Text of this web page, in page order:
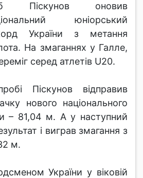
Піскунов оновив
юніорський
України з метання
На змаганнях у Галле,
серед атлетів U20.
Піскунов відправив
нового національного
– 81,04 м. А у наступний
і виграв змагання з
м.
України у віковій